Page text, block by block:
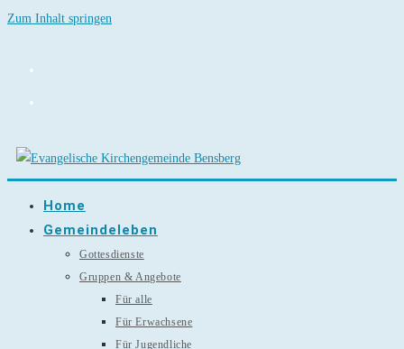
Zum Inhalt springen
Home
Gemeindeleben
Gottesdienste
Gruppen & Angebote
Für alle
Für Erwachsene
Für Jugendliche